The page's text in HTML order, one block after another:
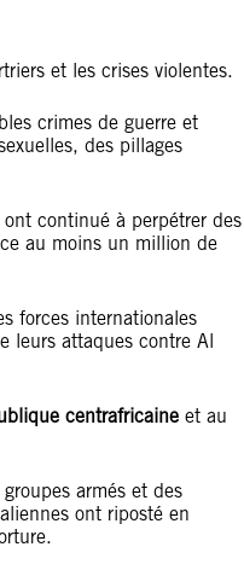
et les crises violentes.
crimes de guerre et
des pillages
continué à perpétrer des
au moins un million de
forces internationales
leurs attaques contre Al
centrafricaine et au
armés et des
ont riposté en